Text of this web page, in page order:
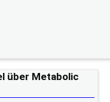
über Metabolic